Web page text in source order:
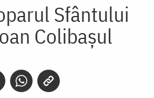
Sfântului
Colibașul